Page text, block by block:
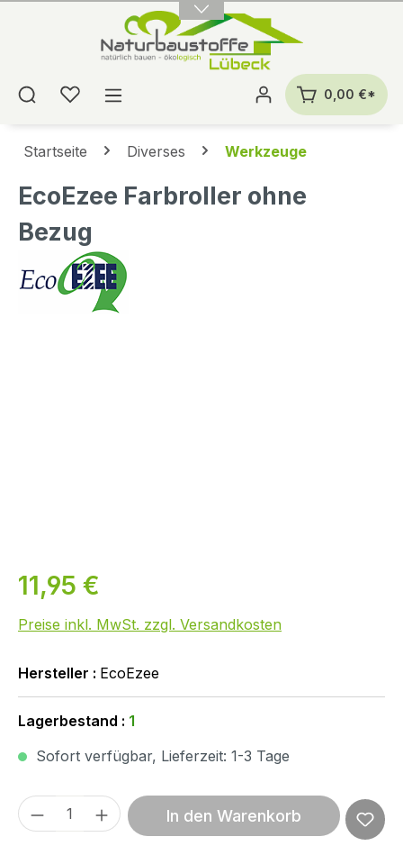
0,00 €*
Startseite Diverses Werkzeuge
EcoEzee Farbroller ohne
Bezug
11,95 €
Preise inkl. MwSt. zzgl. Versandkosten
Hersteller : EcoEzee
Lagerbestand : 1
Sofort verfügbar, Lieferzeit: 1-3 Tage
Produkt Anzahl: Gib den gewünschten
In den Warenkorb